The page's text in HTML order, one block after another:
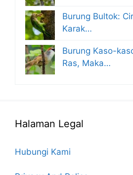
Burung Bultok:
Karak…
Burung Kaso-
Ras, Maka…
Halaman Legal
Hubungi Kami